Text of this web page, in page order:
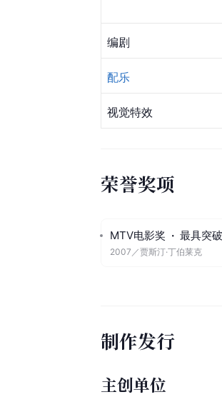
编剧
配乐
视觉特效
荣誉奖项
MTV电影奖 · 最具突
2007 ／贾斯汀·丁伯莱克
制作发行
主创单位